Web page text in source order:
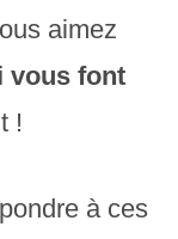
aimez
vous font
!
à ces